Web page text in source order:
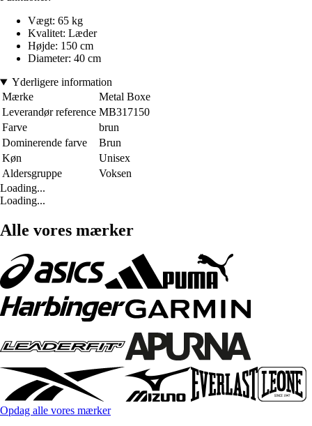
Vægt: 65 kg
Kvalitet: Læder
Højde: 150 cm
Diameter: 40 cm
Yderligere information
Mærke
Metal Boxe
Leverandør reference MB317150
Farve
brun
Dominerende farve
Brun
Køn
Unisex
Aldersgruppe
Voksen
Loading...
Loading...
Alle vores mærker
Opdag alle vores mærker